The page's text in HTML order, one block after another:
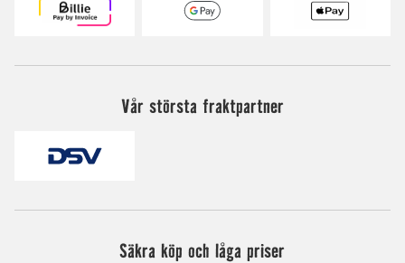
Vår största fraktpartner
Säkra köp och låga priser